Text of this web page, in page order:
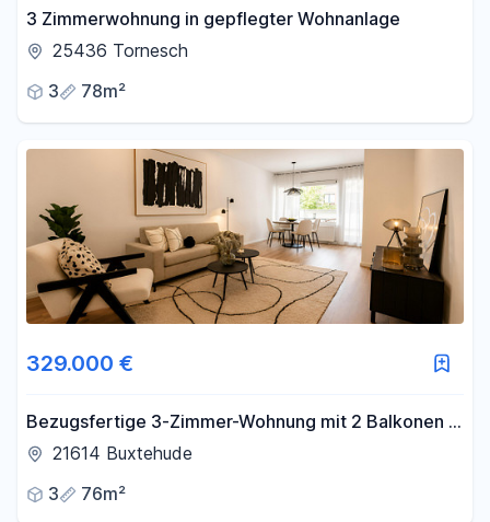
3 Zimmerwohnung in gepflegter Wohnanlage
25436 Tornesch
3
78m²
329.000 €
Bezugsfertige 3-Zimmer-Wohnung mit 2 Balkonen –
provisionsfrei vom Eigentümer
21614 Buxtehude
3
76m²